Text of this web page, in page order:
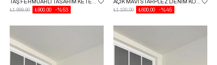
%53
₺900,00
₺1.899,90
%45
₺600,00
₺1.100,00